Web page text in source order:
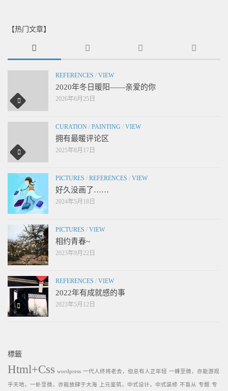
【热门文章】
REFERENCES / VIEW
2020年冬日暖阳——亲爱的你
2026年6月25日
CURATION / PAINTING / VIEW
拥有最暖评论区
2025年8月17日
PICTURES / REFERENCES / VIEW
好久没画了……
2024年5月18日
PICTURES / VIEW
相约青春~
2023年9月22日
REFERENCES / VIEW
2022年有成就感的事
2023年5月12日
標籤
Html+Css wordpress 一代人终将老去，但总有人正年轻 一蜂至微，亦能游观
乎天地，一虲至微，亦能放肆于大海 上元鉴筑，中式设计，中式装修 不盲从 专题 专